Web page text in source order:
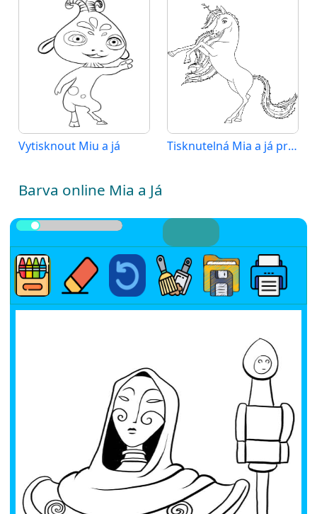
Vytisknout Miu a já Tisknutelná Mia a já pro děti
Barva online Mia a Já